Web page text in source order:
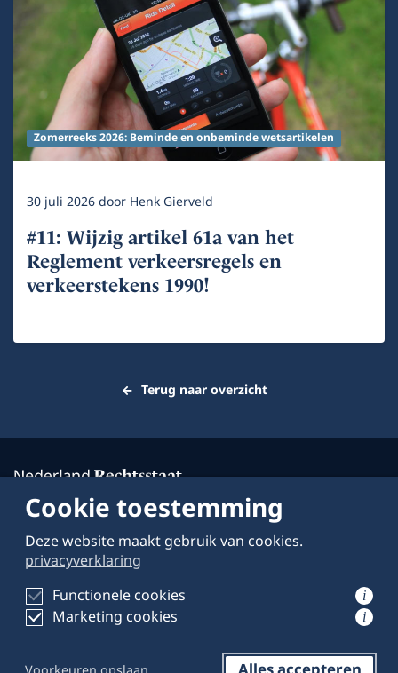
Zomerreeks 2026: Beminde en onbeminde wetsartikelen
30 juli 2026door Henk Gierveld
#11: Wijzig artikel 61a van het
Reglement verkeersregels en
verkeerstekens 1990!
Terug naar overzicht
Over deze website
Schrijven voor
Privacyverklaring
Cookie toestemming
Deze website maakt gebruik van cookies.
privacyverklaring
Functionele cookies
i
Marketing cookies i